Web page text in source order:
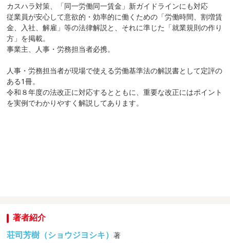
カスハラ対策、「同一労働同一賃金」新ガイドラインにも対応
従業員が安心して意欲的・効率的に働くための「労働時間、割増賃
金、入社、解雇」等の法律解説と、それに準じた「就業規則の作り
方」を掲載。
事業主、人事・労務担当者必携。
人事・労務担当者が現場で使える労働基準法の解説書として定評の
ある1冊。
令和８年度の法改正に対応するとともに、重要な改正にはポイント
を実例でわかりやすく解説してあります。
著者紹介
荘司芳樹（ショウジヨシキ）著